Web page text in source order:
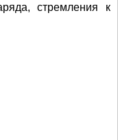
стремления к